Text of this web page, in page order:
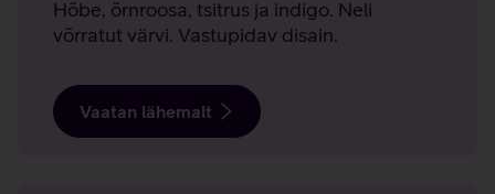
Hõbe, õrnroosa, tsitrus ja indigo. Neli
võrratut värvi. Vastupidav disain.
Vaatan lähemalt